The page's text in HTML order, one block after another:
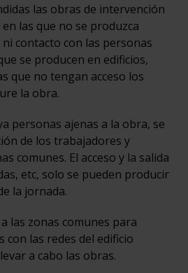
las obras de intervención
las que no se produzca
contacto con las personas
se producen en edificios,
que no tengan acceso los
la obra.
personas ajenas a la obra, se
de los trabajadores y
comunes. El acceso y la salida
etc, solo se pueden producir
la jornada.
las zonas comunes para
con las redes del edificio
a cabo las obras.